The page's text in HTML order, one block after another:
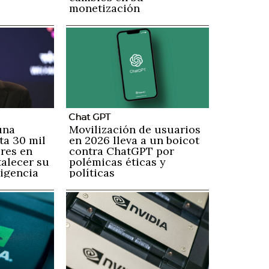
monetización
30 mil
en
su
Chat GPT
Movilización de usuarios
en 2026 lleva a un boicot
contra ChatGPT por
polémicas éticas y
políticas